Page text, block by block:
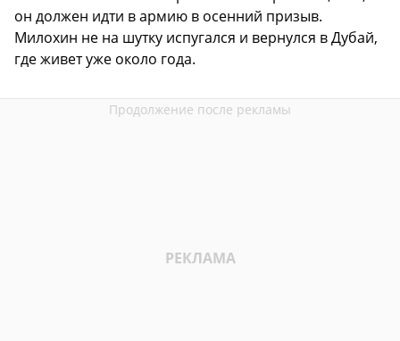
он должен идти в армию в осенний призыв.
Милохин не на шутку испугался и вернулся в Дубай,
где живет уже около года.